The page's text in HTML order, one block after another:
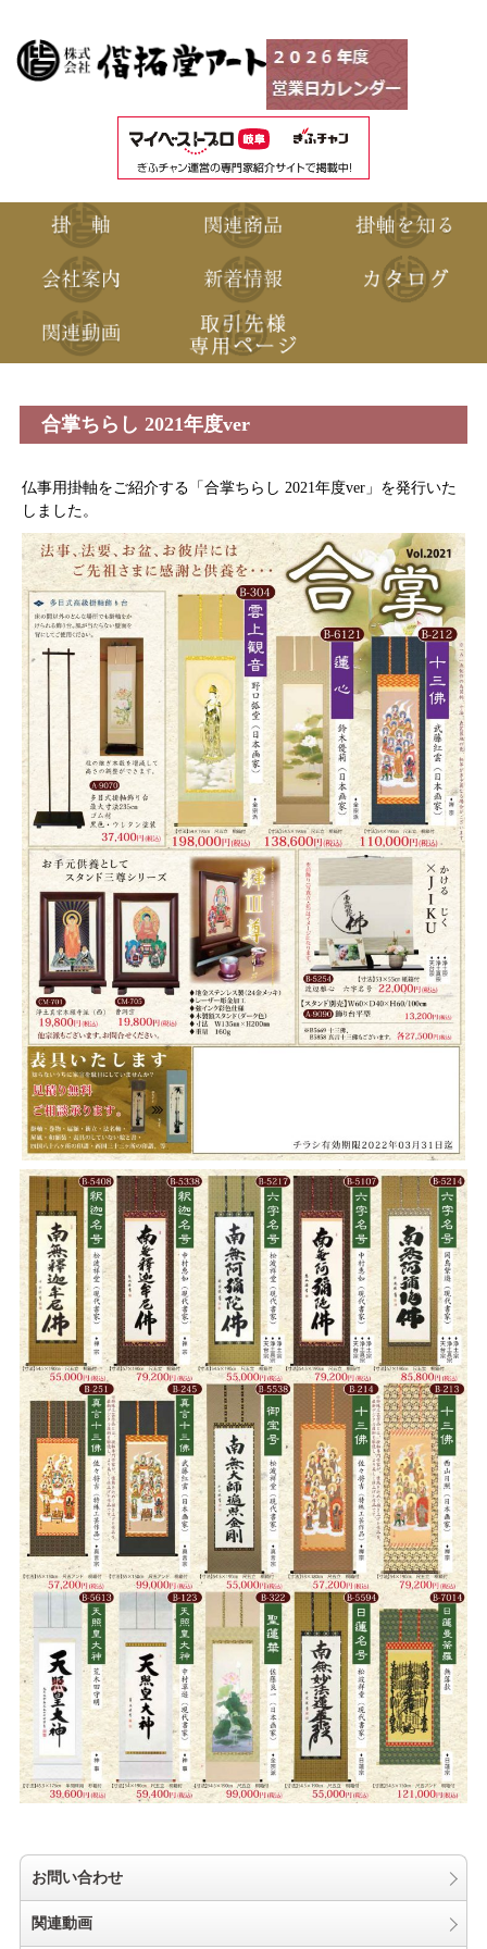
合掌ちらし 2021年度ver
仏事用掛軸をご紹介する「合掌ちらし 2021年度ver」を発行いた
しました。
お問い合わせ
関連動画